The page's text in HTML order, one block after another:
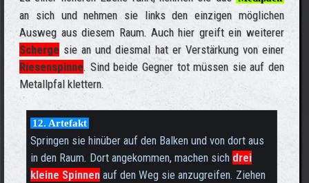
an sich und nehmen sie links den einzigen möglichen
Ausweg aus diesem Raum. Auch hier greift ein weiterer
Scherge sie an und diesmal hat er Verstärkung von einer
Riesenspinne. Sind beide Gegner tot müssen sie auf den
Metallpfal klettern.
12. Artefakt
Springen sie hinüber auf den Balken und von dort aus
in den Raum. Dort angekommen, machen sich drei
kleine Spinnen auf den Weg sie anzugreifen. Ziehen